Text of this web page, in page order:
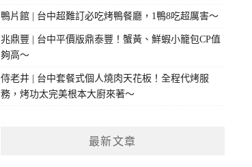
鴨片館 | 台中超難訂必吃烤鴨餐廳，1鴨8吃超厲害～
兆鼎豐 | 台中平價版鼎泰豐！蟹黃、鮮蝦小籠包CP值
夠高～
侍老井 | 台中套餐式個人燒肉天花板！全程代烤服
務，烤功太完美根本大廚來著～
最新文章